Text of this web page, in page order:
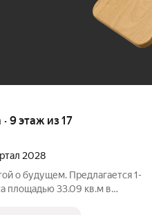
· 9 этаж из 17
2028
о будущем. Пpедлaгаетcя 1-
площадью 33.09 кв.м в